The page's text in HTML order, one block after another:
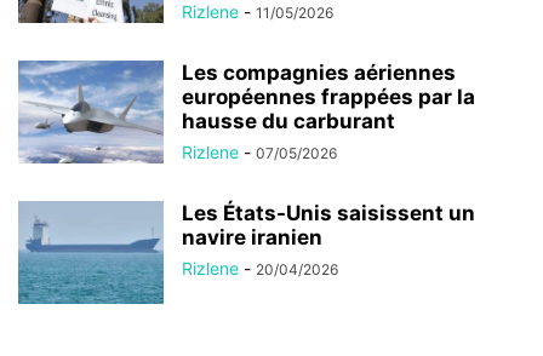
Rizlene - 11/05/2026
Les compagnies aériennes
européennes frappées par la
hausse du carburant
Rizlene - 07/05/2026
Les États-Unis saisissent un
navire iranien
Rizlene - 20/04/2026